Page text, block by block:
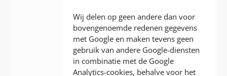
Wij delen op geen andere dan voor
bovengenoemde redenen gegevens
met Google en maken tevens geen
gebruik van andere Google-diensten
in combinatie met de Google
Analytics-cookies, behalve voor het